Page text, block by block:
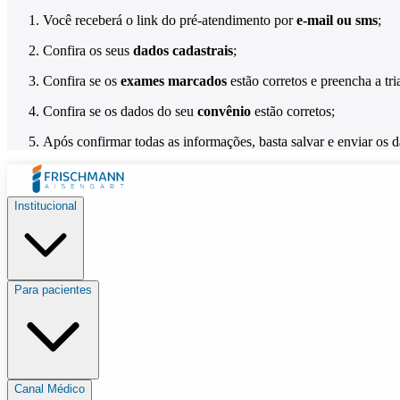
Você receberá o link do pré-atendimento pore-mail ou sms;
Confira os seus dados cadastrais;
Confira se os exames marcados estão corretos e preencha a
Confira se os dados do seu convênio estão corretos;
Após confirmar todas as informações, basta salvar e enviar os
Institucional
Para pacientes
Canal Médico